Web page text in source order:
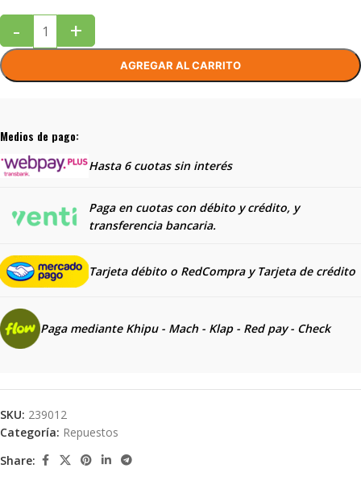
- +
AGREGAR AL CARRITO
Medios de pago:
Hasta 6 cuotas sin interés
Paga en cuotas con débito y crédito, y
transferencia bancaria.
Tarjeta débito o RedCompra y Tarjeta de crédito
Paga mediante Khipu - Mach - Klap - Red pay - Check
SKU: 239012
Categoría: Repuestos
Share: